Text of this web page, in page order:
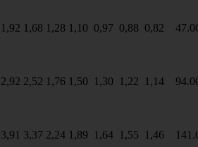
1,92 1,68 1,28 1,10 0,97 0,88 0,82
2,92 2,52 1,76 1,50 1,30 1,22 1,14
3,91 3,37 2,24 1,89 1,64 1,55 1,46